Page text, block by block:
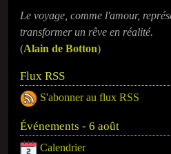
Le voyage, comme l'amour,
transformer un rêve en réalité.
(Alain de Botton)
Flux RSS
S'abonner au flux RSS
Événements - 6 août
Calendrier